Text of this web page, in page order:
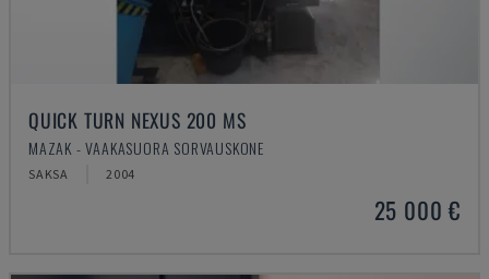
QUICK TURN NEXUS 200 MS
MAZAK - VAAKASUORA SORVAUSKONE
SAKSA 2004
25 000 €